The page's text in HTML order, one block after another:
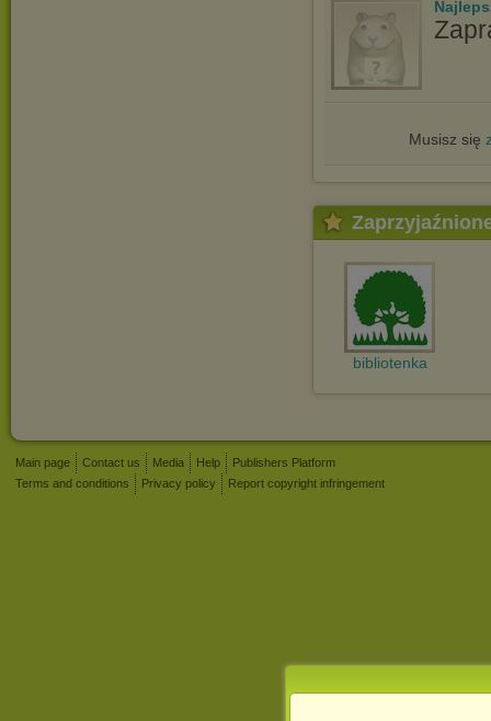
Musisz się
bibliotenka
Main page Contact us Media Help
Publishers Platform
Terms and conditions
Privacy policy Report copyright infringement